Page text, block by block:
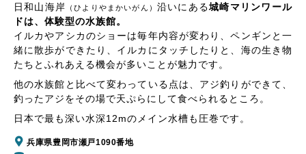
日和山海岸 （ひよりやまかいがん） 沿いにある城崎マリンワール
ドは、体験型の水族館。
イルカやアシカのショーは毎年内容が変わり、ペンギンと一
緒に散歩ができたり、イルカにタッチしたりと、海の生き物
たちとふれあえる機会が多いことが魅力です。
他の水族館と比べて変わっている点は、アジ釣りができて、
釣ったアジをその場で天ぷらにして食べられるところ。
日本で最も深い水深12mのメイン水槽も圧巻です。
兵庫県豊岡市瀬戸1090番地